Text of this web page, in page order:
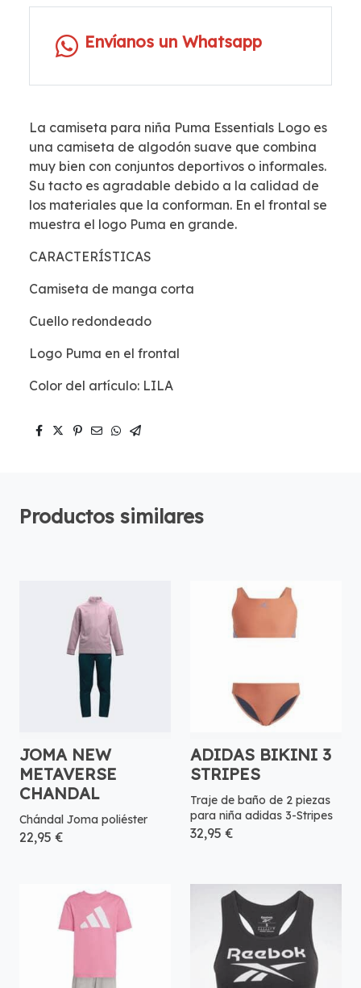
Envíanos un Whatsapp
La camiseta para niña Puma Essentials Logo es
una camiseta de algodón suave que combina
muy bien con conjuntos deportivos o informales.
Su tacto es agradable debido a la calidad de
los materiales que la conforman. En el frontal se
muestra el logo Puma en grande.
CARACTERÍSTICAS
Camiseta de manga corta
Cuello redondeado
Logo Puma en el frontal
Color del artículo: LILA
Productos similares
JOMA NEW
METAVERSE
CHANDAL
Chándal Joma poliéster
22,95 €
ADIDAS BIKINI 3
STRIPES
Traje de baño de 2 piezas
para niña adidas 3-Stripes
32,95 €